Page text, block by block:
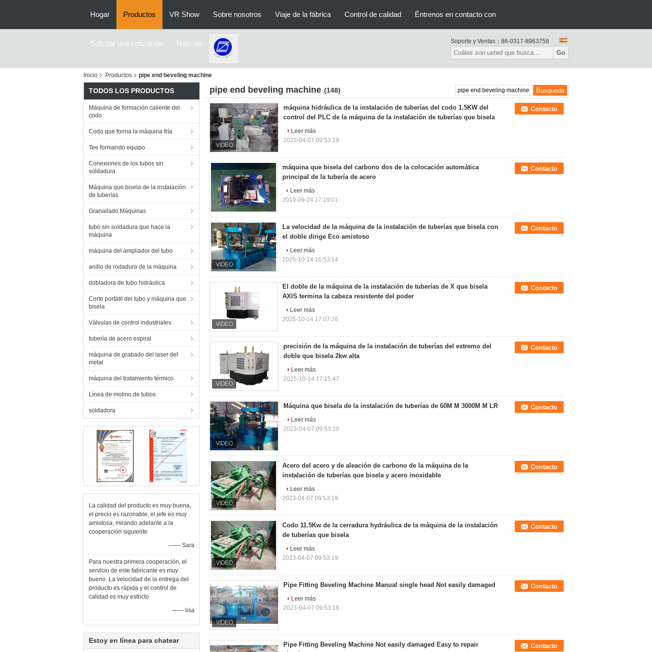
Hogar Productos VR Show Sobre nosotros Viaje de la fábrica Control de calidad Éntrenos en contacto con
Solicitar una cotización Noticias Soporte y Ventas： 86-0317-8963758
Go
Inicio Productos pipe end beveling machine
TODOS LOS PRODUCTOS
Máquina de formación caliente del
codo
Codo que forma la máquina fría
Tee formando equipo
Conexiones de los tubos sin
soldadura
Máquina que bisela de la instalación
de tuberías
Granallado Máquinas
tubo sin soldadura que hace la
máquina
máquina del ampliador del tubo
anillo de rodadura de la máquina
dobladora de tubo hidráulica
Corte portátil del tubo y máquina que
bisela
Válvulas de control industriales
tubería de acero espiral
máquina de grabado del laser del
metal
máquina del tratamiento térmico
Línea de molino de tubos
soldadora
La calidad del producto es muy buena,
el precio es razonable, el jefe es muy
amistosa, mirando adelante a la
cooperación siguiente
—— Sara
Para nuestra primera cooperación, el
servicio de este fabricante es muy
bueno. La velocidad de la entrega del
producto es rápida y el control de
calidad es muy estricto
—— lisa
Estoy en línea para chatear
pipe end beveling machine (148)
máquina hidráulica de la instalación de tuberías del codo 1.5KW del
control del PLC de la máquina de la instalación de tuberías que bisela
Contacto
Leer más
2023-04-07 09:53:19
máquina que bisela del carbono dos de la colocación automática
principal de la tubería de acero
Contacto
Leer más
2019-09-24 17:19:01
La velocidad de la máquina de la instalación de tuberías que bisela con
el doble dirige Eco amistoso
Contacto
Leer más
2025-10-14 16:53:14
El doble de la máquina de la instalación de tuberías de X que bisela
AXIS termina la cabeza resistente del poder
Contacto
Leer más
2025-10-14 17:07:26
precisión de la máquina de la instalación de tuberías del extremo del
doble que bisela 2kw alta
Contacto
Leer más
2025-10-14 17:15:47
Máquina que bisela de la instalación de tuberías de 60M M 3000M M LR Contacto
Leer más
2023-04-07 09:53:19
Acero del acero y de aleación de carbono de la máquina de la
instalación de tuberías que bisela y acero inoxidable
Contacto
Leer más
2023-04-07 09:53:19
Codo 11.5Kw de la cerradura hydráulica de la máquina de la instalación
de tuberías que bisela
Contacto
Leer más
2023-04-07 09:53:19
Pipe Fitting Beveling Machine Manual single head Not easily damaged Contacto
Leer más
2023-04-07 09:53:19
Pipe Fitting Beveling Machine Not easily damaged Easy to repair
Contacto